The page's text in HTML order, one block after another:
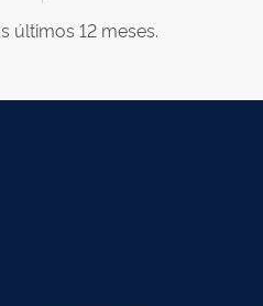
últimos 12 meses.